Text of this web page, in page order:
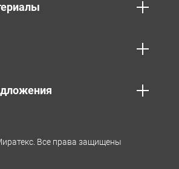
Все права защищены